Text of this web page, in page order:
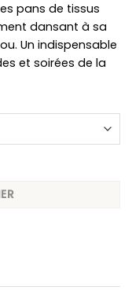
pans de tissus
dansant à sa
Un indispensable
et soirées de la